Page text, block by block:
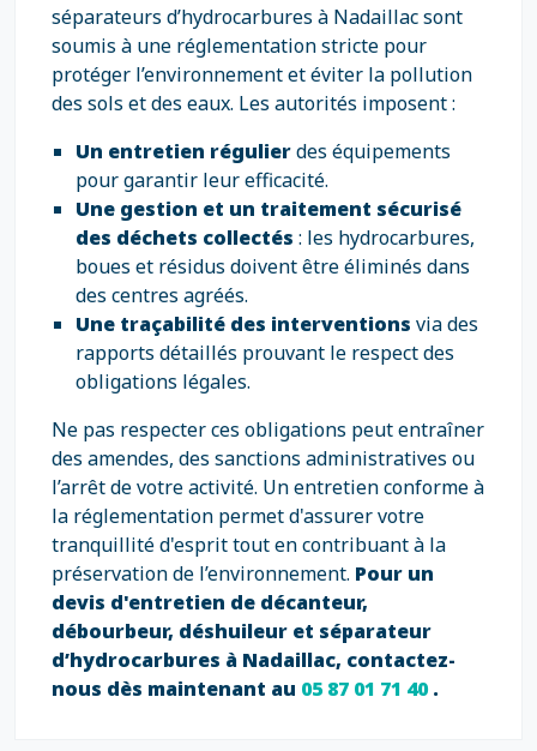
séparateurs d’hydrocarbures à Nadaillac sont
soumis à une réglementation stricte pour
protéger l’environnement et éviter la pollution
des sols et des eaux. Les autorités imposent :
Un entretien régulierdes équipements
pour garantir leur efficacité.
Une gestion et un traitement sécurisé
des déchets collectés : les hydrocarbures,
boues et résidus doivent être éliminés dans
des centres agréés.
Une traçabilité des interventions via des
rapports détaillés prouvant le respect des
obligations légales.
Ne pas respecter ces obligations peut entraîner
des amendes, des sanctions administratives ou
l’arrêt de votre activité. Un entretien conforme à
la réglementation permet d'assurer votre
tranquillité d'esprit tout en contribuant à la
préservation de l’environnement. Pour un
devis d'entretien de décanteur,
débourbeur, déshuileur et séparateur
d’hydrocarbures à Nadaillac, contactez-
nous dès maintenant au 05 87 01 71 40.